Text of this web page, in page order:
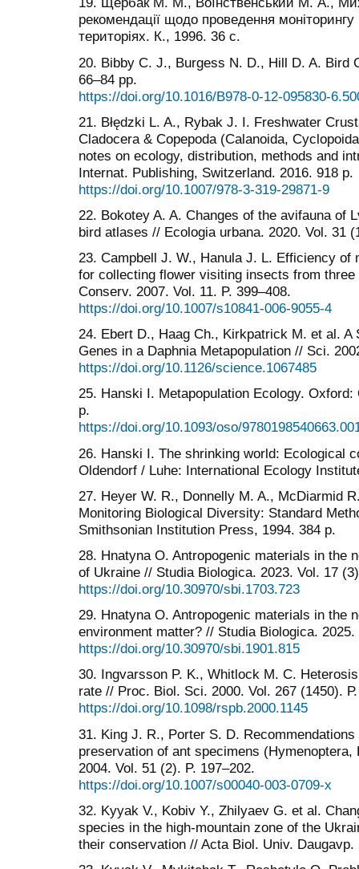
рекомендації щодо проведення моніторингу
територіях. К., 1996. 36 с.
20. Bibby C. J., Burgess N. D., Hill D. A. Bird
66–84 pp.
https://doi.org/10.1016/B978-0-12-095830-
21. Błędzki L. A., Rybak J. I. Freshwater
Cladocera & Copepoda (Calanoida,
notes on ecology, distribution, methods and
Internat. Publishing, Switzerland. 2016. 918 р.
https://doi.org/10.1007/978-3-319-29871-9
22. Bokotey A. A. Changes of the avifauna of
bird atlases // Ecologia urbana. 2020. Vol. 31
23. Campbell J. W., Hanula J. L. Efficiency of
for collecting flower visiting insects from
Conserv. 2007. Vol. 11. P. 399–408.
https://doi.org/10.1007/s10841-006-9055-4
24. Ebert D., Haag Ch., Kirkpatrick M. et al. A
Genes in a Daphnia Metapopulation // Sci.
https://doi.org/10.1126/science.1067485
25. Hanski I. Metapopulation Ecology.
p.
https://doi.org/10.1093/oso/
26. Hanski I. The shrinking world: Ecological
Oldendorf / Luhe: International Ecology
27. Heyer W. R., Donnelly M. A., McDiarmid
Monitoring Biological Diversity: Standard
Smithsonian Institution Press, 1994. 384 p.
28. Hnatyna O. Antropogenic materials in the
of Ukraine // Studia Biologica. 2023. Vol. 17
https://doi.org/10.30970/sbi.1703.723
29. Hnatyna O. Antropogenic materials in the
environment matter? // Studia Biologica.
https://doi.org/10.30970/sbi.1901.815
30. Ingvarsson P. K., Whitlock M. C.
rate // Proc. Biol. Sci. 2000. Vol. 267 (1450).
https://doi.org/10.1098/rspb.2000.1145
31. King J. R., Porter S. D.
preservation of ant specimens
2004. Vol. 51 (2). P. 197–202.
https://doi.org/10.1007/s00040-003-0709-x
32. Kyyak V., Kobiv Y., Zhilyaev G. et al.
species in the high-mountain zone of the
their conservation // Acta Biol. Univ. Daugavp.